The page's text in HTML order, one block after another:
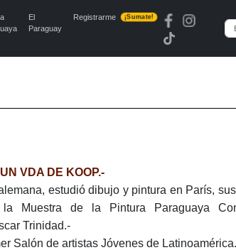
El
Paraguay
Registrarme ¡Sumate!
VDA DE KOOP.-
estudió dibujo y pintura en París,
Muestra de la Pintura Paraguaya
Trinidad.-
Salón de artistas Jóvenes de